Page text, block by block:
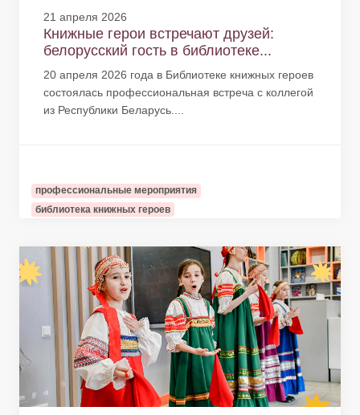
21 апреля 2026
Книжные герои встречают друзей:
белорусский гость в библиотеке...
20 апреля 2026 года в Библиотеке книжных героев
состоялась профессиональная встреча с коллегой
из Республики Беларусь....
профессиональные мероприятия
библиотека книжных героев